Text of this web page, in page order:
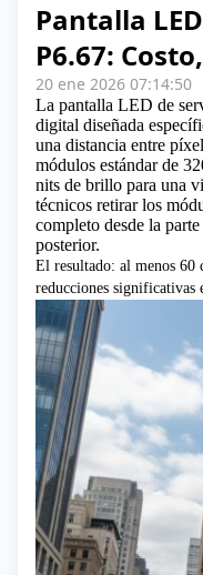
Pantalla
P6.67:
20 ene 2026 07:14:50
La pantalla LED de
digital diseñada
una distancia entre
módulos estándar de
nits de brillo para una
técnicos retirar los
completo desde la
posterior.
El resultado: al menos 60
reducciones significativas